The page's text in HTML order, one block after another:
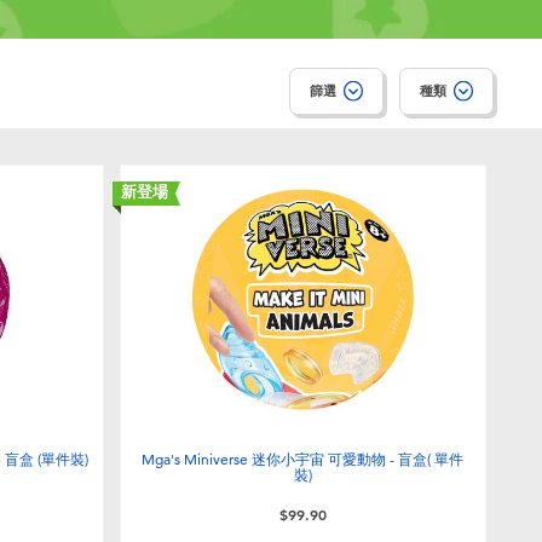
篩選 種類
盒 (單件裝)
新登場
Mga's Miniverse 迷你小宇宙 可愛動物 - 盲盒( 單件
裝)
$99.90